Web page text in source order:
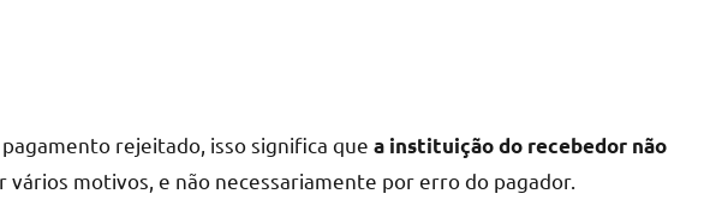
rejeitado, isso significa que a instituição do recebedor não
vários motivos, e não necessariamente por erro do pagador.